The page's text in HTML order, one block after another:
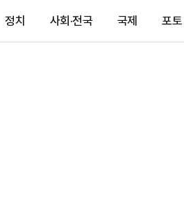
정치 사회·전국 국제 포토